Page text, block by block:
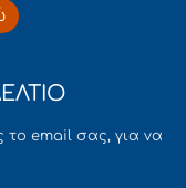
email σας, για να